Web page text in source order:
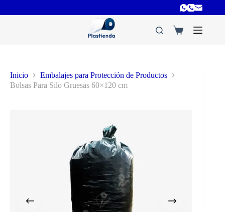
Inicio
Embalajes para Protección de Productos
Bolsas Para Silo Gruesas 60×120 cm